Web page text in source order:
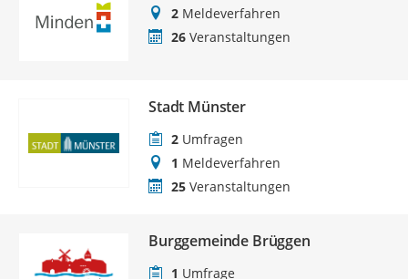
2 Meldeverfahren
26 Veranstaltungen
Stadt Münster
2 Umfragen
1 Meldeverfahren
25 Veranstaltungen
Burggemeinde Brüggen
1 Umfrage